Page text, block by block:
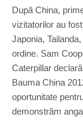
După China,
vizitatorilor au
Japonia,
ordine. Sam
Caterpillar
Bauma China
oportunitate
demonstrăm